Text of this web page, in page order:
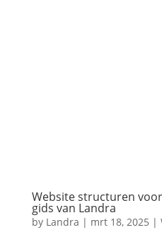
Website structuren
gids van Landra
by Landra | mrt 18, 2025 |